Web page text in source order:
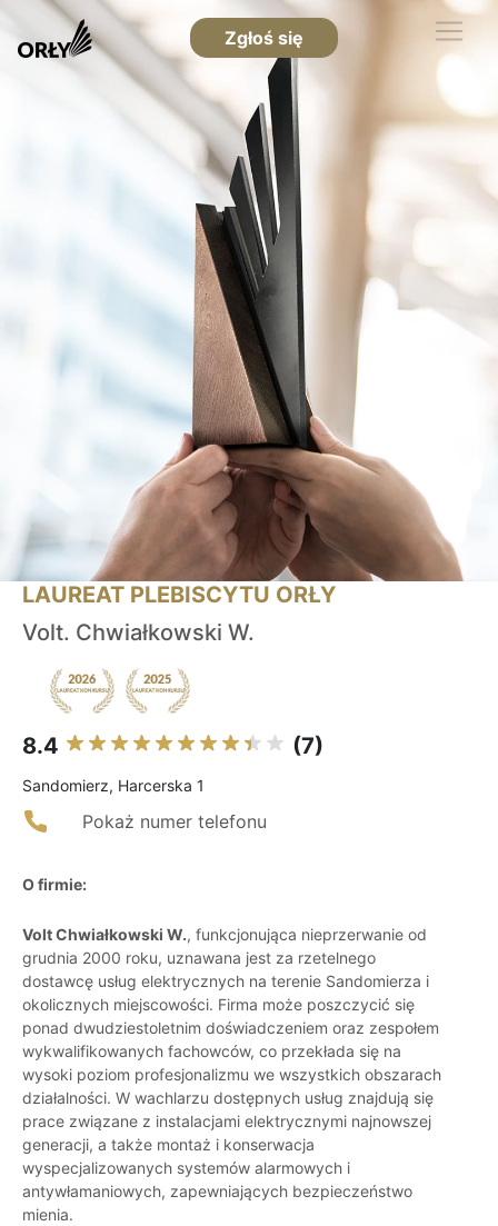
Zgłoś się
LAUREAT PLEBISCYTU ORŁY
Volt. Chwiałkowski W.
8.4 (7)
Sandomierz, Harcerska 1
Pokaż numer telefonu
O firmie:
Volt Chwiałkowski W., funkcjonująca nieprzerwanie od
grudnia 2000 roku, uznawana jest za rzetelnego
dostawcę usług elektrycznych na terenie Sandomierza i
okolicznych miejscowości. Firma może poszczycić się
ponad dwudziestoletnim doświadczeniem oraz zespołem
wykwalifikowanych fachowców, co przekłada się na
wysoki poziom profesjonalizmu we wszystkich obszarach
działalności. W wachlarzu dostępnych usług znajdują się
prace związane z instalacjami elektrycznymi najnowszej
generacji, a także montaż i konserwacja
wyspecjalizowanych systemów alarmowych i
antywłamaniowych, zapewniających bezpieczeństwo
mienia.